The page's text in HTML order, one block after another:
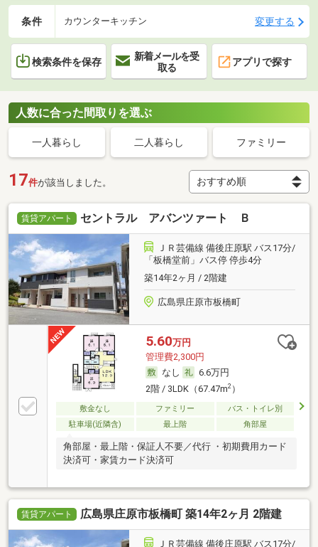
条件 カウンターキッチン 変更する
検索条件を保存
新着メールを受
取る
アプリで探す
人数に合った間取りを選ぶ
一人暮らし 二人暮らし ファミリー
17件が該当しました。
賃貸アパート セントラル アバンツァート Ｂ
ＪＲ芸備線 備後庄原駅 バス17分/
「板橋堂前」バス停 停歩4分
築14年2ヶ月 / 2階建
広島県庄原市板橋町
5.60万円
管理費2,300円
なし
6.6万円
2階 / 3LDK（67.47m2）
敷金なし ファミリー
バス・トイレ別
駐車場(近隣含)
最上階 角部屋
角部屋・最上階・保証人不要／代行 ・初期費用カード
決済可・家賃カード決済可
賃貸アパート 広島県庄原市板橋町 築14年2ヶ月 2階建
ＪＲ芸備線 備後庄原駅 バス17分/